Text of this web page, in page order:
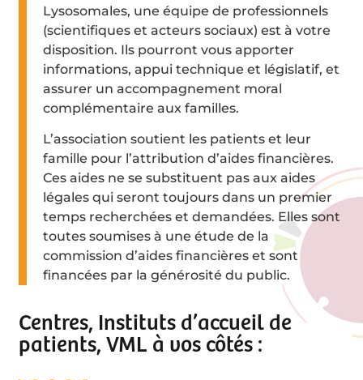
Lysosomales, une équipe de professionnels
(scientifiques et acteurs sociaux) est à votre
disposition. Ils pourront vous apporter
informations, appui technique et législatif, et
assurer un accompagnement moral
complémentaire aux familles.
L’association soutient les patients et leur
famille pour l’attribution d’aides financières.
Ces aides ne se substituent pas aux aides
légales qui seront toujours dans un premier
temps recherchées et demandées. Elles sont
toutes soumises à une étude de la
commission d’aides financières et sont
financées par la générosité du public.
Centres, Instituts d’accueil de
patients, VML à vos côtés :